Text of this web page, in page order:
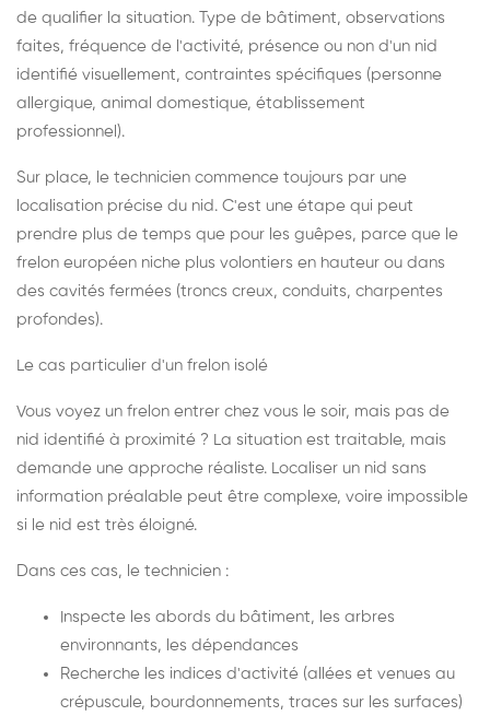
de qualifier la situation. Type de bâtiment, observations
faites, fréquence de l'activité, présence ou non d'un nid
identifié visuellement, contraintes spécifiques (personne
allergique, animal domestique, établissement
professionnel).
Sur place, le technicien commence toujours par une
localisation précise du nid. C'est une étape qui peut
prendre plus de temps que pour les guêpes, parce que le
frelon européen niche plus volontiers en hauteur ou dans
des cavités fermées (troncs creux, conduits, charpentes
profondes).
Le cas particulier d'un frelon isolé
Vous voyez un frelon entrer chez vous le soir, mais pas de
nid identifié à proximité ? La situation est traitable, mais
demande une approche réaliste. Localiser un nid sans
information préalable peut être complexe, voire impossible
si le nid est très éloigné.
Dans ces cas, le technicien :
Inspecte les abords du bâtiment, les arbres
environnants, les dépendances
Recherche les indices d'activité (allées et venues au
crépuscule, bourdonnements, traces sur les surfaces)